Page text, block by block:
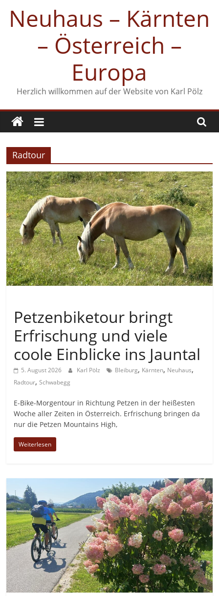
Inhalt
springen
Neuhaus – Kärnten
– Österreich –
Europa
Herzlich willkommen auf der Website von Karl Pölz
Radtour
Petzenbiketour bringt
Erfrischung und viele
coole Einblicke ins Jauntal
5. August 2026 Karl Pölz Bleiburg, Kärnten, Neuhaus,
Radtour,Schwabegg
E-Bike-Morgentour in Richtung Petzen in der heißesten
Woche aller Zeiten in Österreich. Erfrischung bringen da
nur die Petzen Mountains High,
Weiterlesen